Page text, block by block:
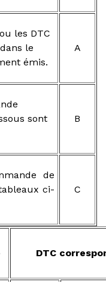
les DTC
le
émis.
A
sont
B
de
ci-
C
DTC